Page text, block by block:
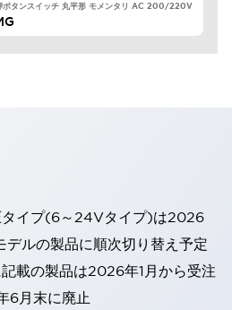
タンスイッチ 丸平形 モメンタリ AC 200/220V
タイプ(6～24Vタイプ)は2026
デルの製品に順次切り替え予定
載の製品は2026年1月から受注
6月末に廃止